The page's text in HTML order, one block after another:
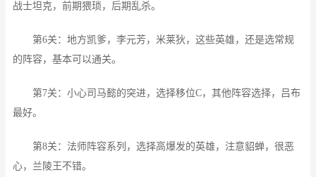
战士坦克，前期猥琐，后期乱杀。
第6关：地方凯爹，李元芳，米莱狄，这些英雄，还是选常规
的阵容，基本可以通关。
第7关：小心司马懿的突进，选择移位C，其他阵容选择，吕布
最好。
第8关：法师阵容系列，选择高爆发的英雄，注意貂蝉，很恶
心，兰陵王不错。